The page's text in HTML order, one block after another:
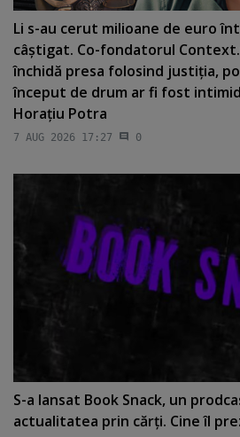
Li s-au cerut milioane de euro
câştigat. Co-fondatorul
închidă presa folosind justiţia,
început de drum ar fi fost
Horaţiu Potra
7 AUG 2026 17:27 0
S-a lansat Book Snack, un
actualitatea prin cărţi. Cine îl